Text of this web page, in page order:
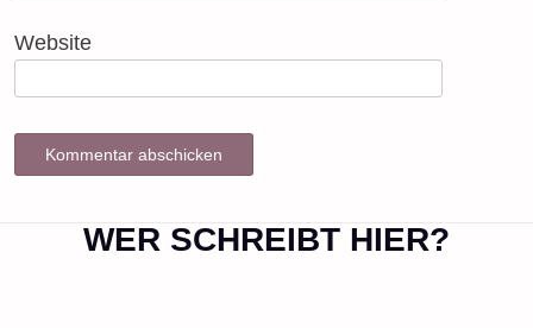
Website
WER SCHREIBT HIER?